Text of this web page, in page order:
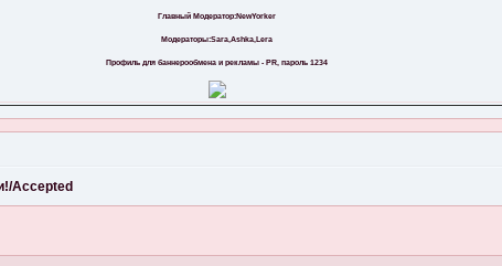
Главный Модератор:NewYorker
Модераторы:Sara,Ashka,Lera
Профиль для баннерообмена и рекламы - PR, пароль 1234
Accepted